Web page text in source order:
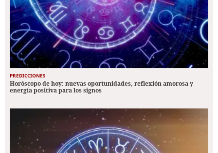
PREDICCIONES
Horóscopo de hoy: nuevas oportunidades, reflexión amorosa y
energía positiva para los signos